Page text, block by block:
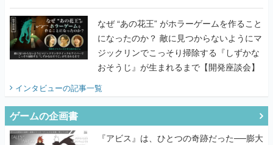
てみた
なぜ “あの花王” がホラーゲームを作ること
になったのか？ 敵に見つからないようにマ
ジックリンでこっそり掃除する『しずかな
おそうじ』が生まれるまで【開発座談会】
インタビューの記事一覧
ゲームの企画書
『アビス』は、ひとつの奇跡だった──膨大